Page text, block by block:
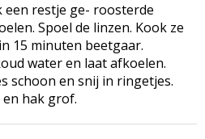
restje ge- roosterde
Spoel de linzen. Kook ze
15 minuten beetgaar.
water en laat afkoelen.
schoon en snij in ringetjes.
hak grof.